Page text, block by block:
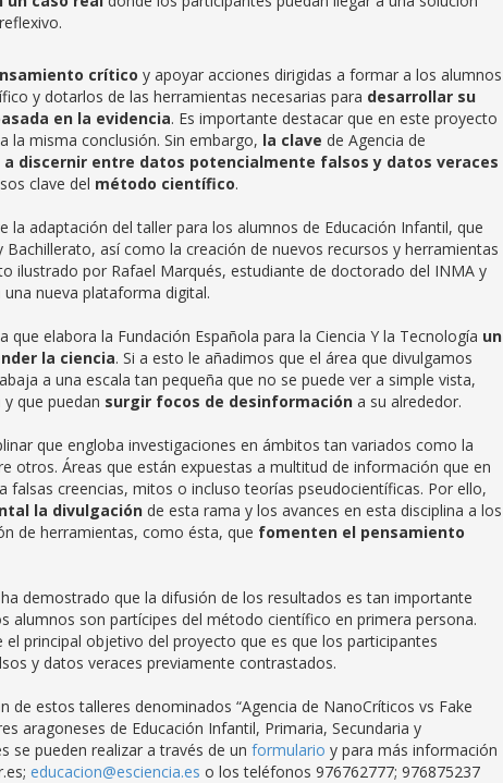
crítico y apoyar acciones dirigidas a formar a los alumnos
y dotarlos de las herramientas necesarias para desarrollar su
en la evidencia. Es importante destacar que en este proyecto
la misma conclusión. Sin embargo, la clave de Agencia de
discernir entre datos potencialmente falsos y datos veraces
clave del método científico.
adaptación del taller para los alumnos de Educación Infantil, que
Bachillerato, así como la creación de nuevos recursos y herramientas
ilustrado por Rafael Marqués, estudiante de doctorado del INMA y
nueva plataforma digital.
que elabora la Fundación Española para la Ciencia Y la Tecnología un
la ciencia. Si a esto le añadimos que el área que divulgamos
a una escala tan pequeña que no se puede ver a simple vista,
que puedan surgir focos de desinformación a su alrededor.
que engloba investigaciones en ámbitos tan variados como la
otros. Áreas que están expuestas a multitud de información que en
creencias, mitos o incluso teorías pseudocientíficas. Por ello,
la divulgación de esta rama y los avances en esta disciplina a los
de herramientas, como ésta, que fomenten el pensamiento
demostrado que la difusión de los resultados es tan importante
alumnos son partícipes del método científico en primera persona.
principal objetivo del proyecto que es que los participantes
y datos veraces previamente contrastados.
de estos talleres denominados “Agencia de NanoCríticos vs Fake
aragoneses de Educación Infantil, Primaria, Secundaria y
se pueden realizar a través de un formulario y para más información
educacion@esciencia.es o los teléfonos 976762777; 976875237